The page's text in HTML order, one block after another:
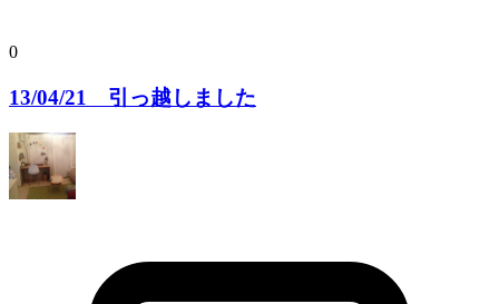
0
13/04/21 引っ越しました